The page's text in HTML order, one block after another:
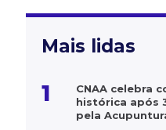
Mais lidas
1
CNAA celebra
histórica após
pela